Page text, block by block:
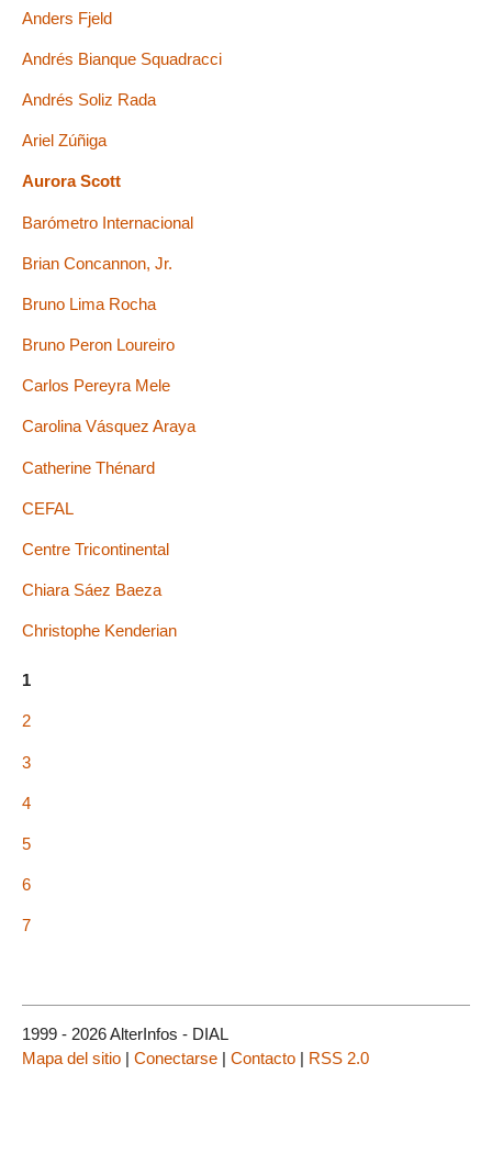
Anders Fjeld
Andrés Bianque Squadracci
Andrés Soliz Rada
Ariel Zúñiga
Aurora Scott
Barómetro Internacional
Brian Concannon, Jr.
Bruno Lima Rocha
Bruno Peron Loureiro
Carlos Pereyra Mele
Carolina Vásquez Araya
Catherine Thénard
CEFAL
Centre Tricontinental
Chiara Sáez Baeza
Christophe Kenderian
1
2
3
4
5
6
7
1999 - 2026 AlterInfos - DIAL
Mapa del sitio | Conectarse | Contacto | RSS 2.0